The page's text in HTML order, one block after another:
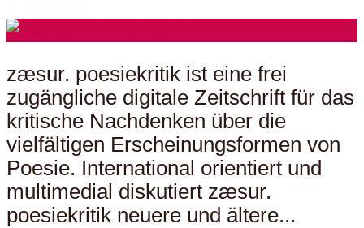
zæsur. poesiekritik ist eine frei
zugängliche digitale Zeitschrift für das
kritische Nachdenken über die
vielfältigen Erscheinungsformen von
Poesie. International orientiert und
multimedial diskutiert zæsur.
poesiekritik neuere und ältere...